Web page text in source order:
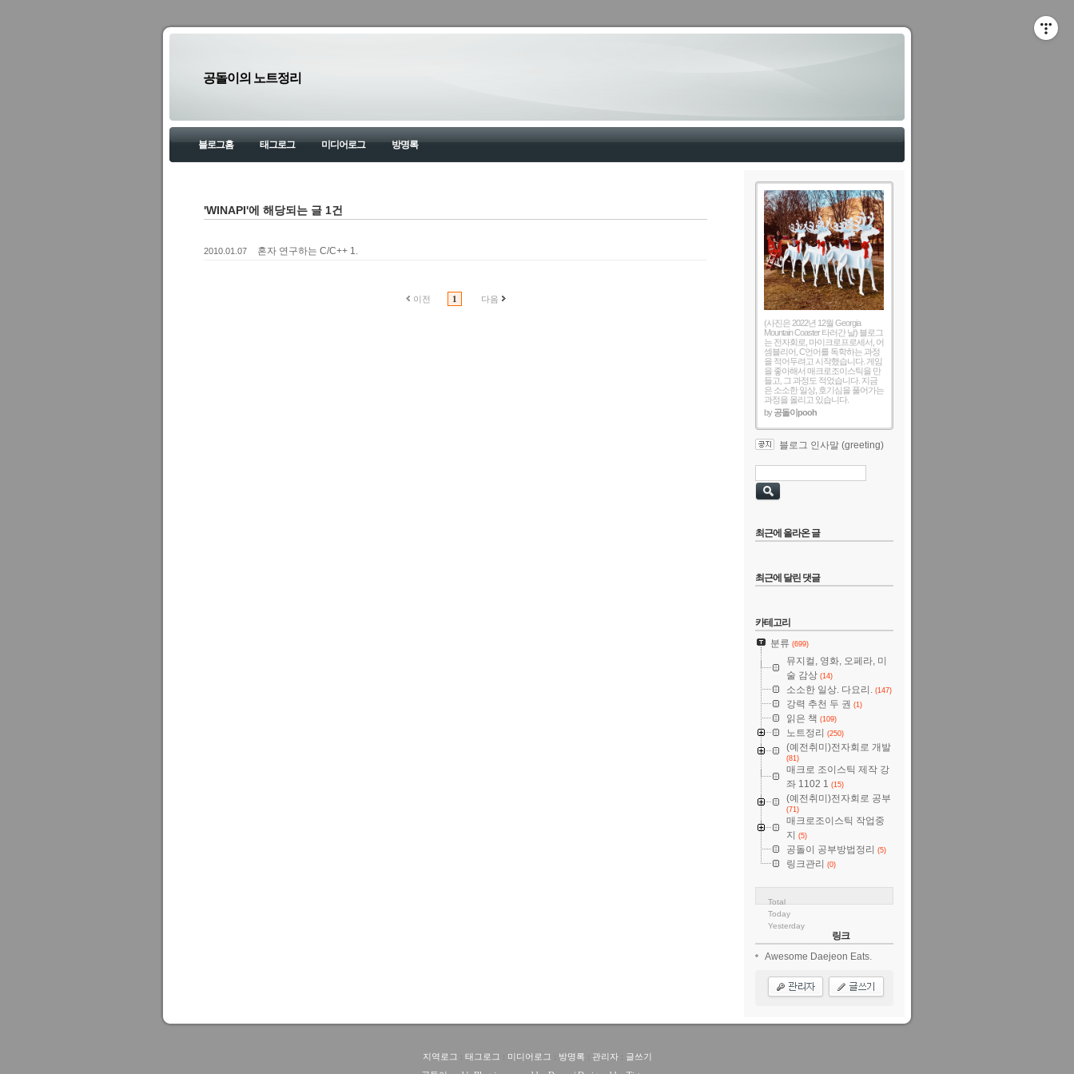
공돌이의 노트정리
블로그홈 태그로그 미디어로그 방명록
'WINAPI'에 해당되는 글 1건
2010.01.07 혼자 연구하는 C/C++ 1.
이전 1 다음
(사진은 2022년 12월 Georgia
Mountain Coaster 타러간 날) 블로그
는 전자회로, 마이크로프로세서, 어
셈블리어, C언어를 독학하는 과정
을 적어두려고 시작했습니다. 게임
을 좋아해서 매크로조이스틱을 만
들고, 그 과정도 적었습니다. 지금
은 소소한 일상, 호기심을 풀어가는
과정을 올리고 있습니다.
by공돌이pooh
블로그 인사말 (greeting)
최근에 올라온 글
최근에 달린 댓글
카테고리
분류 (699)
뮤지컬, 영화, 오페라, 미
술 감상 (14)
소소한 일상. 다요리. (147)
강력 추천 두 권 (1)
읽은 책 (109)
노트정리 (250)
(예전취미)전자회로 개발
(81)
매크로 조이스틱 제작 강
좌 1102 1 (15)
(예전취미)전자회로 공부
(71)
매크로조이스틱 작업중
지
(5)
공돌이 공부방법정리 (5)
링크관리 (0)
Total
Today
Yesterday
링크
Awesome Daejeon Eats.
지역로그 : 태그로그 : 미디어로그 : 방명록 : 관리자: 글쓰기